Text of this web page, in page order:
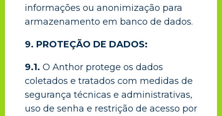
informações ou anonimização para
armazenamento em banco de dados.
9. PROTEÇÃO DE DADOS:
9.1. O Anthor protege os dados
coletados e tratados com medidas de
segurança técnicas e administrativas,
uso de senha e restrição de acesso por